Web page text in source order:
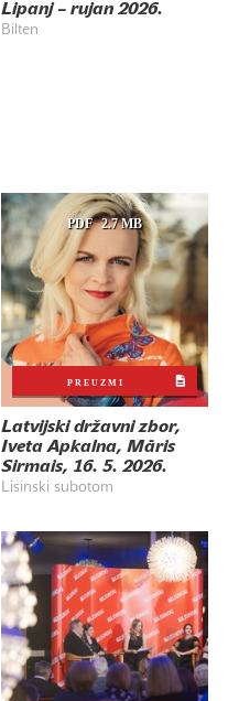
Lipanj – rujan 2026.
Bilten
PDF 2.7 MB
PREUZMI
Latvijski državni zbor,
Iveta Apkalna, Māris
Sirmais, 16. 5. 2026.
Lisinski subotom